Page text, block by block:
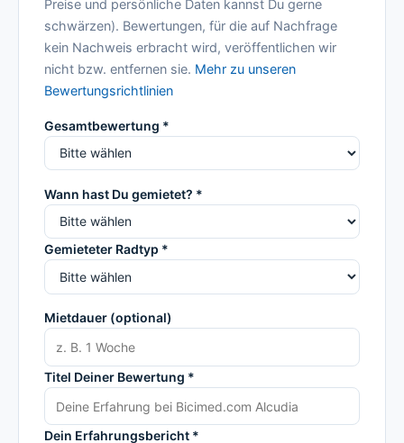
Preise und persönliche Daten kannst Du gerne
schwärzen). Bewertungen, für die auf Nachfrage
kein Nachweis erbracht wird, veröffentlichen wir
nicht bzw. entfernen sie. Mehr zu unseren
Bewertungsrichtlinien
Gesamtbewertung *
Wann hast Du gemietet? *
Gemieteter Radtyp *
Mietdauer (optional)
Titel Deiner Bewertung *
Dein Erfahrungsbericht *